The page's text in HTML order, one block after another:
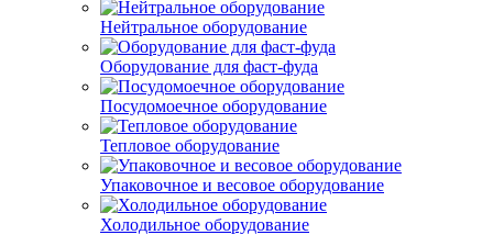
Нейтральное оборудование
Оборудование для фаст-фуда
Посудомоечное оборудование
Тепловое оборудование
Упаковочное и весовое оборудование
Холодильное оборудование